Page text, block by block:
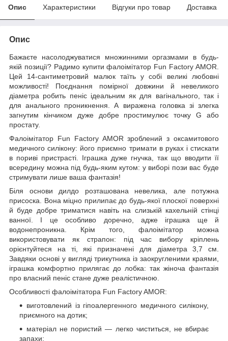
Опис Характеристики Відгуки про товар Доставка
Опис
Бажаєте насолоджуватися множинними оргазмами в будь-
якій позиції? Радимо купити фалоімітатор Fun Factory AMOR.
Цей 14-сантиметровий малюк таїть у собі великі любовні
можливості! Поєднання помірної довжини й невеликого
діаметра робить пеніс ідеальним як для вагінального, так і
для анального проникнення. А виражена головка зі злегка
загнутим кінчиком дуже добре простимулює точку G або
простату.
Фалоімітатор Fun Factory AMOR зроблений з оксамитового
медичного силікону: його приємно тримати в руках і стискати
в пориві пристрасті. Іграшка дуже гнучка, так що вводити її
всередину можна під будь-яким кутом: у виборі пози вас буде
стримувати лише ваша фантазія!
Біля основи дилдо розташована невелика, але потужна
присоска. Вона міцно прилипає до будь-якої плоскої поверхні
й буде добре триматися навіть на слизькій кахельній стінці
ванної. І це особливо доречно, адже іграшка ще й
водонепроникна. Крім того, фалоімітатор можна
використовувати як страпон: під час вибору кріплень
орієнтуйтеся на ті, які призначені для діаметра 3,7 см.
Завдяки основі у вигляді трикутника із заокругленими краями,
іграшка комфортно прилягає до лобка: так жіноча фантазія
про власний пеніс стане дуже реалістичною.
Особливості фалоімітатора Fun Factory AMOR:
виготовлений із гіпоалергенного медичного силікону,
приємного на дотик;
матеріал не пористий — легко чиститься, не вбирає
запахи;